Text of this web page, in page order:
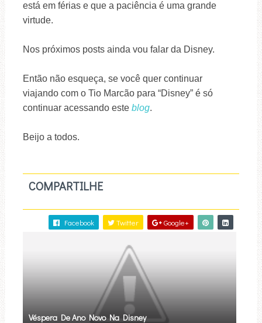
está em férias e que a paciência é uma grande
virtude.
Nos próximos posts ainda vou falar da Disney.
Então não esqueça, se você quer continuar
viajando com o Tio Marcão para “Disney” é só
continuar acessando este blog.
Beijo a todos.
COMPARTILHE
Facebook Twitter Google+
Véspera De Ano Novo Na Disney